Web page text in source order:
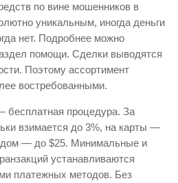
по вине мошенников в
уникальным, иногда деньги
нет. Подробнее можно
помощи. Сделки выводятся
Поэтому ассортимент
востребованными.
бесплатная процедура. За
взимается до 3%, на карты —
— до $25. Минимальные и
устанавливаются
платежных методов. Без